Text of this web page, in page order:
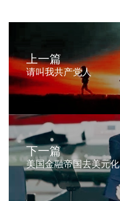
上一篇
请叫我共产党人
下一篇
美国金融帝国去美元化